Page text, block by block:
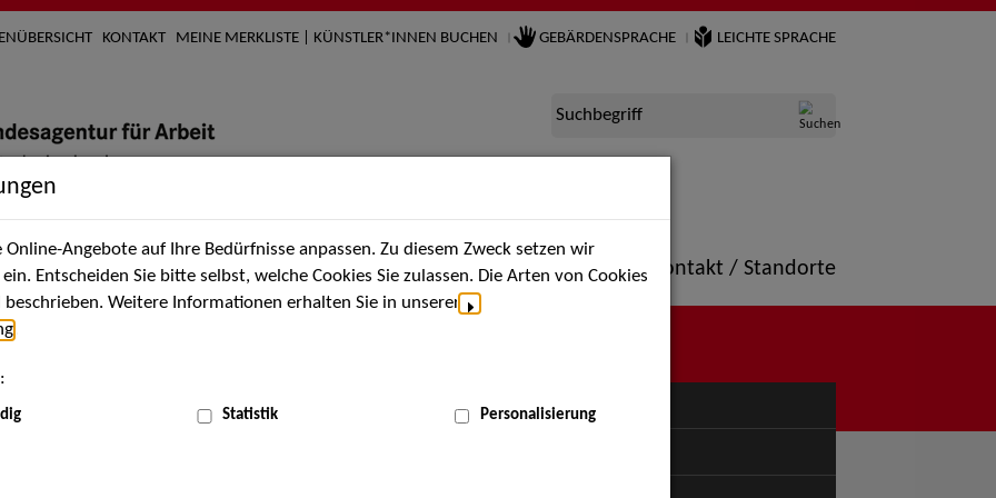
KONTAKT MEINE MERKLISTE | KÜNSTLER*INNEN BUCHEN GEBÄRDENSPRACHE LEICHTE SPRACHE
Suchbegriff
Künstler*innen Über uns Aktuelles Termine Portfolio Kontakt / Standorte
MENÜ
Angebote auf Ihre Bedürfnisse anpassen. Zu diesem Zweck setzen wir
Entscheiden Sie bitte selbst, welche Cookies Sie zulassen. Die Arten von Cookies
Weitere Informationen erhalten Sie in unserer
Statistik Personalisierung